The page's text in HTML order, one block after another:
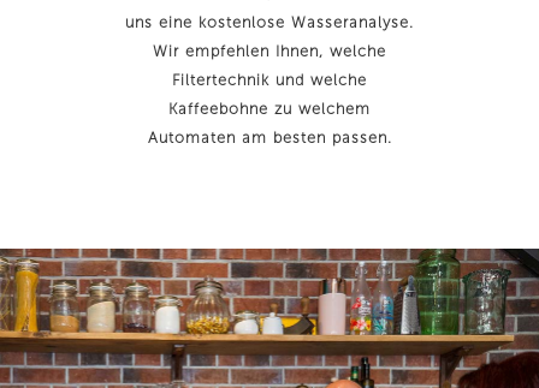
uns eine kostenlose Wasseranalyse.
Wir empfehlen Ihnen, welche
Filtertechnik und welche
Kaffeebohne zu welchem
Automaten am besten passen.